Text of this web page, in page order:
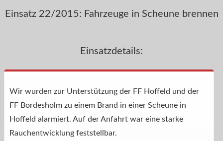
Einsatz 22/2015: Fahrzeuge in Scheune brennen
Einsatzdetails:
Wir wurden zur Unterstützung der FF Hoffeld und der
FF Bordesholm zu einem Brand in einer Scheune in
Hoffeld alarmiert. Auf der Anfahrt war eine starke
Rauchentwicklung feststellbar.